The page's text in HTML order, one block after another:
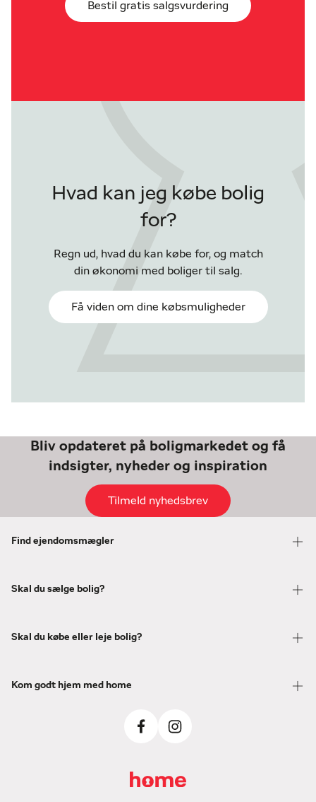
Bestil gratis salgsvurdering
Hvad kan jeg købe bolig
for?
Regn ud, hvad du kan købe for, og match
din økonomi med boliger til salg.
Få viden om dine købsmuligheder
Bliv opdateret på boligmarkedet og få
indsigter, nyheder og inspiration
Tilmeld nyhedsbrev
Find ejendomsmægler
Skal du sælge bolig?
Skal du købe eller leje bolig?
Kom godt hjem med home